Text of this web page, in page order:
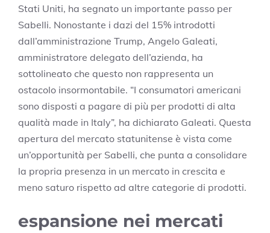
Stati Uniti, ha segnato un importante passo per
Sabelli. Nonostante i dazi del 15% introdotti
dall’amministrazione Trump, Angelo Galeati,
amministratore delegato dell’azienda, ha
sottolineato che questo non rappresenta un
ostacolo insormontabile. “I consumatori americani
sono disposti a pagare di più per prodotti di alta
qualità made in Italy”, ha dichiarato Galeati. Questa
apertura del mercato statunitense è vista come
un’opportunità per Sabelli, che punta a consolidare
la propria presenza in un mercato in crescita e
meno saturo rispetto ad altre categorie di prodotti.
espansione nei mercati